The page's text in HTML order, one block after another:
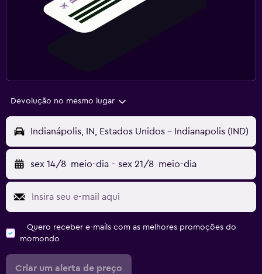
Devolução no mesmo lugar
Indianápolis, IN, Estados Unidos - Indianapolis (IND)
sex 14/8 meio-dia - sex 21/8 meio-dia
Quero receber e-mails com as melhores promoções do
momondo
Criar um alerta de preço